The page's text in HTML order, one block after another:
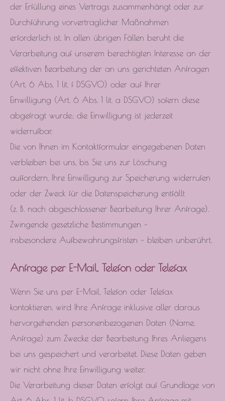
der Erfüllung eines Vertrags zusammenhängt oder zur
Durchführung vorvertraglicher Maßnahmen
erforderlich ist. In allen übrigen Fällen beruht die
Verarbeitung auf unserem berechtigten Interesse an der
effektiven Bearbeitung der an uns gerichteten Anfragen
(Art. 6 Abs. 1 lit. f DSGVO) oder auf Ihrer
Einwilligung (Art. 6 Abs. 1 lit. a DSGVO) sofern diese
abgefragt wurde; die Einwilligung ist jederzeit
widerrufbar.
Die von Ihnen im Kontaktformular eingegebenen Daten
verbleiben bei uns, bis Sie uns zur Löschung
auffordern, Ihre Einwilligung zur Speicherung widerrufen
oder der Zweck für die Datenspeicherung entfällt
(z. B. nach abgeschlossener Bearbeitung Ihrer Anfrage).
Zwingende gesetzliche Bestimmungen –
insbesondere Aufbewahrungsfristen – bleiben unberührt.
Anfrage per E-Mail, Telefon oder Telefax
Wenn Sie uns per E-Mail, Telefon oder Telefax
kontaktieren, wird Ihre Anfrage inklusive aller daraus
hervorgehenden personenbezogenen Daten (Name,
Anfrage) zum Zwecke der Bearbeitung Ihres Anliegens
bei uns gespeichert und verarbeitet. Diese Daten geben
wir nicht ohne Ihre Einwilligung weiter.
Die Verarbeitung dieser Daten erfolgt auf Grundlage von